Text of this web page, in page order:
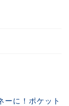
ーに！ポケット